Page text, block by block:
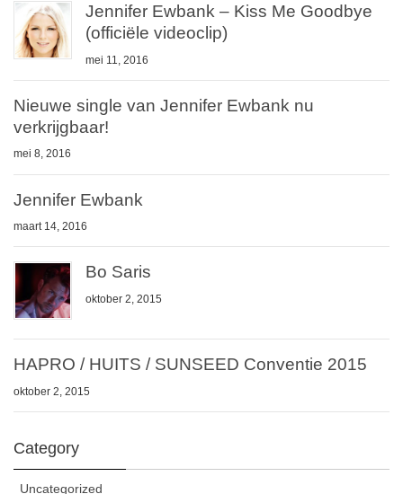
Jennifer Ewbank – Kiss Me Goodbye
(officiële videoclip)
mei 11, 2016
Nieuwe single van Jennifer Ewbank nu
verkrijgbaar!
mei 8, 2016
Jennifer Ewbank
maart 14, 2016
Bo Saris
oktober 2, 2015
HAPRO / HUITS / SUNSEED Conventie 2015
oktober 2, 2015
Category
Uncategorized